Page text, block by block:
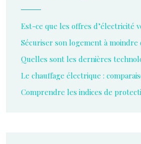
Est-ce que les offres d’électricité
Sécuriser son logement à
Quelles sont les dernières
Le chauffage électrique :
Comprendre les indices de